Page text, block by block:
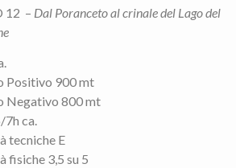
12 – Dal Poranceto al crinale del Lago del
Positivo 900 mt
Negativo 800 mt
7h ca.
tecniche E
fisiche 3,5 su 5